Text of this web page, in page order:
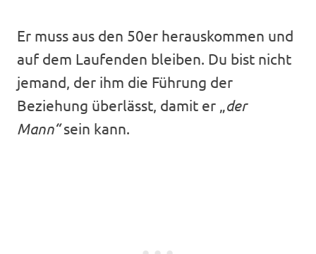
Er muss aus den 50er herauskommen und
auf dem Laufenden bleiben. Du bist nicht
jemand, der ihm die Führung der
Beziehung überlässt, damit er „ der
Mann“sein kann.